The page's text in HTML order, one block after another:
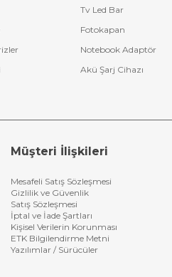
VCD-DVD kumandasıseçerken
oluşturabilirsiniz.
Tv Led Bar
Fotokapan
Notebook Adaptör
Akü Şarj Cihazı
Müşteri İlişkileri
Mesafeli Satış Sözleşmesi
Gizlilik ve Güvenlik
Satış Sözleşmesi
İptal ve İade Şartları
Kişisel Verilerin Korunması
ETK Bilgilendirme Metni
Yazılımlar / Sürücüler